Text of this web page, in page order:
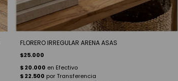
FLORERO IRREGULAR ARENA ASAS
$25.000